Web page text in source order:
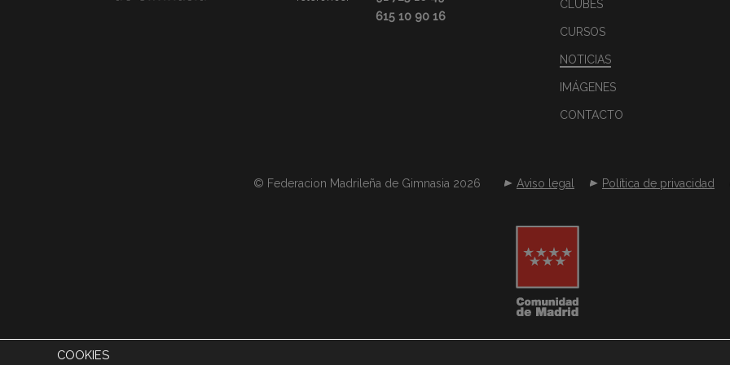
615 10 90 16
CLUBES
CURSOS
NOTICIAS
IMÁGENES
CONTACTO
© Federacion Madrileña de Gimnasia 2026 Aviso legal Política de privacidad
COOKIES